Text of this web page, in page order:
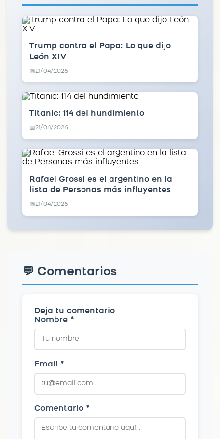
Trump contra el Papa: Lo que dijo
León XIV
📅21/04/2026
Titanic: 114 del hundimiento
📅21/04/2026
Rafael Grossi es el argentino en la
lista de Personas más influyentes
📅21/04/2026
💬 Comentarios
Deja tu comentario
Nombre *
Email *
Comentario *